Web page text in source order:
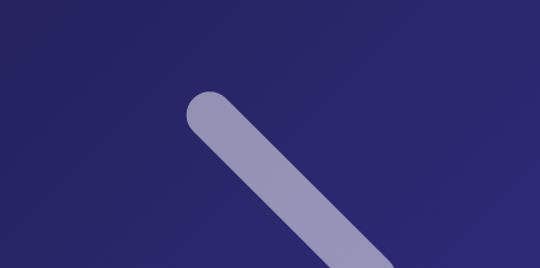
Ücretsiz Başla